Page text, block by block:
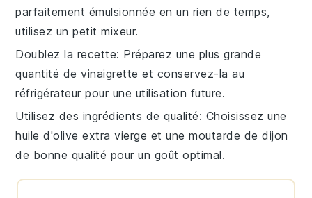
parfaitement émulsionnée en un rien de temps,
utilisez un petit mixeur.
Doublez la recette: Préparez une plus grande
quantité devinaigrette et conservez-la au
réfrigérateur pour une utilisation future.
Utilisez des ingrédients de qualité: Choisissez une
huile d'olive extra vierge et unemoutarde de dijon
de bonne qualité pour un goût optimal.